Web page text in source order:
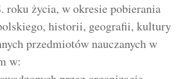
roku życia, w okresie pobierania
historii, geografii, kultury
przedmiotów nauczanych w
w: